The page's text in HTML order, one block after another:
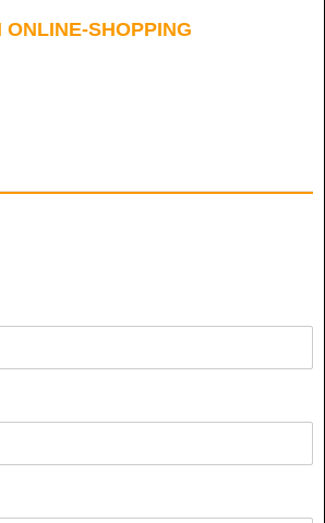
ONLINE-SHOPPING